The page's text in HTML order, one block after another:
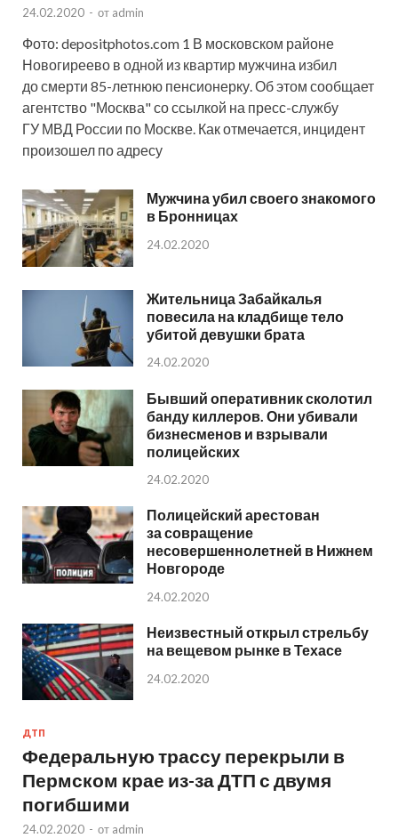
24.02.2020 - от admin
Фото: depositphotos.com 1 В московском районе
Новогиреево в одной из квартир мужчина избил
до смерти 85-летнюю пенсионерку. Об этом сообщает
агентство "Москва" со ссылкой на пресс-службу
ГУ МВД России по Москве. Как отмечается, инцидент
произошел по адресу
Мужчина убил своего знакомого
в Бронницах
24.02.2020
Жительница Забайкалья
повесила на кладбище тело
убитой девушки брата
24.02.2020
Бывший оперативник сколотил
банду киллеров. Они убивали
бизнесменов и взрывали
полицейских
24.02.2020
Полицейский арестован
за совращение
несовершеннолетней в Нижнем
Новгороде
24.02.2020
Неизвестный открыл стрельбу
на вещевом рынке в Техасе
24.02.2020
ДТП
Федеральную трассу перекрыли в
Пермском крае из-за ДТП с двумя
погибшими
24.02.2020 - от admin